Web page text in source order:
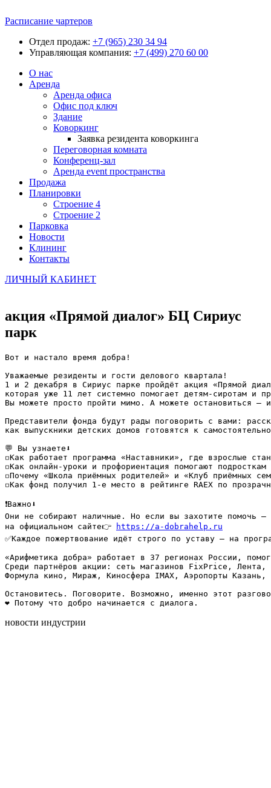
Расписание чартеров
Отдел продаж: +7 (965) 230 34 94
Управляющая компания: +7 (499) 270 60 00
О нас
Аренда
Аренда офиса
Офис под ключ
Здание
Коворкинг
Заявка резидента коворкинга
Переговорная комната
Конференц-зал
Аренда event пространства
Продажа
Планировки
Строение 4
Строение 2
Парковка
Новости
Клининг
Контакты
ЛИЧНЫЙ КАБИНЕТ
акция «Прямой диалог» БЦ Сириус
парк
Вот и настало время добра!
Уважаемые резиденты и гости делового квартала!
1 и 2 декабря в Сириус парке пройдёт акция «Прямой
которая уже 11 лет системно помогает детям-сиротам и
Вы можете просто пройти мимо. А можете остановиться —
Представители фонда будут рады поговорить с вами:
как выпускники детских домов готовятся к
💬 Вы узнаете⬇️
◽️Как работает программа «Наставники», где взрослые
◽️Как онлайн-уроки и профориентация помогают
◽️Почему «Школа приёмных родителей» и «Клуб приёмных
◽️Как фонд получил 1-е место в рейтинге RAEX по
❗️Важно⬇️
Они не собирают наличные. Но если вы захотите помочь —
на официальном сайте👉
https://a-dobrahelp.ru
✅Каждое пожертвование идёт строго по уставу — на
«Арифметика добра» работает в 37 регионах России,
Среди партнёров акции: сеть магазинов FixPrice,
Формула кино, Мираж, Киносфера IMAX, Аэропорты
Остановитесь. Поговорите. Возможно, именно этот
❤️ Потому что добро начинается с диалога.
новости индустрии